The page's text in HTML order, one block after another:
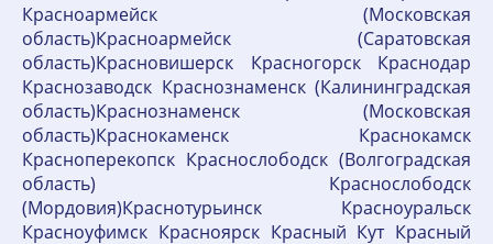
Красноармейск (Московская
область)Красноармейск (Саратовская
область)Красновишерск Красногорск Краснодар
Краснозаводск Краснознаменск (Калининградская
область)Краснознаменск (Московская
область)Краснокаменск Краснокамск
Красноперекопск Краснослободск (Волгоградская
область) Краснослободск
(Мордовия)Краснотурьинск Красноуральск
Красноуфимск Красноярск Красный Кут Красный